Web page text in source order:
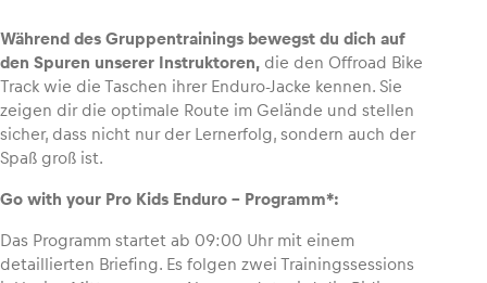
Während des Gruppentrainings bewegst du dich auf
den Spuren unserer Instruktoren, die den Offroad Bike
Track wie die Taschen ihrer Enduro-Jacke kennen. Sie
zeigen dir die optimale Route im Gelände und stellen
sicher, dass nicht nur der Lernerfolg, sondern auch der
Spaß groß ist.
Go with your Pro Kids Enduro – Programm*:
Das Programm startet ab 09:00 Uhr mit einem
detaillierten Briefing. Es folgen zwei Trainingssessions